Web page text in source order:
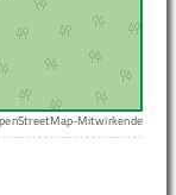
Mitwirkende